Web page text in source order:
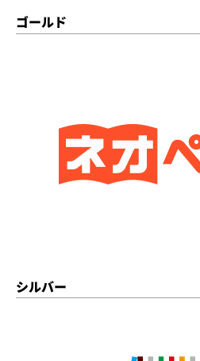
ゴールド
シルバー